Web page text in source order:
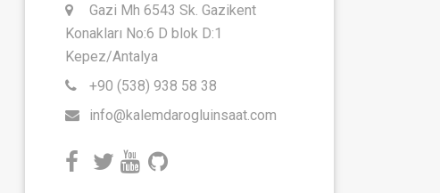
Gazi Mh 6543 Sk. Gazikent
Konakları No:6 D blok D:1
Kepez/Antalya
+90 (538) 938 58 38
info@kalemdarogluinsaat.com